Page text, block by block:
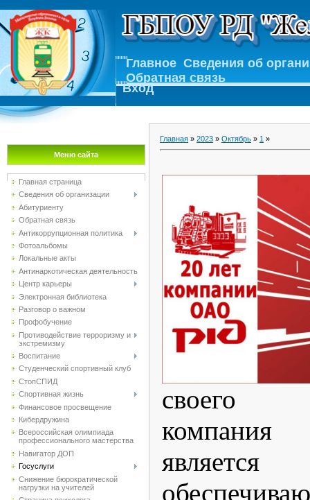
Главное Сведения об
Обратная связь
Вход
Меню сайта
Главная страница
Сведения об организации
Абитуриенту
Обратная связь
Антикоррупционная политика
Фотоальбомы
Локальные акты
Антинаркотическая деятельность
Центр карьеры
Электронная библиотека
Разговор о важном
Профобучение
Противодействие терроризму и
экстремизму
Воспитание
Студенческий спортивный клуб
CтопСПИД
Спортивная жизнь
Финансовое просвещение
Кибердружина
Всероссийская олимпиада
профессионального мастерства
Навигатор ДОП
Госуслуги
Снижение бюрократической
нагрузки на учителей
Главная » 2023 » Октябрь » 1 »
своего
компания